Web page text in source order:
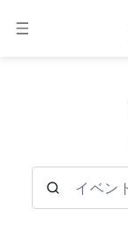
メニュー